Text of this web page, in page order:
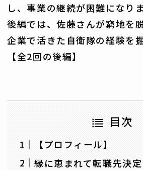
し、事業の継続が困難になり
後編では、佐藤さんが窮地を
企業で活きた自衛隊の経験を
【全2回の後編】
目次
【プロフィール】
縁に恵まれて転職先決